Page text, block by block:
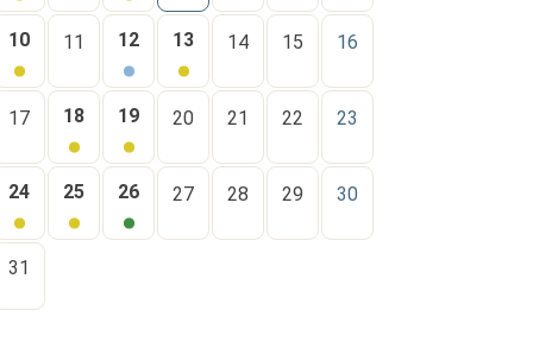
10 11 12 13 14 15 16
17 18 19 20 21 22 23
24 25 26 27 28 29 30
31